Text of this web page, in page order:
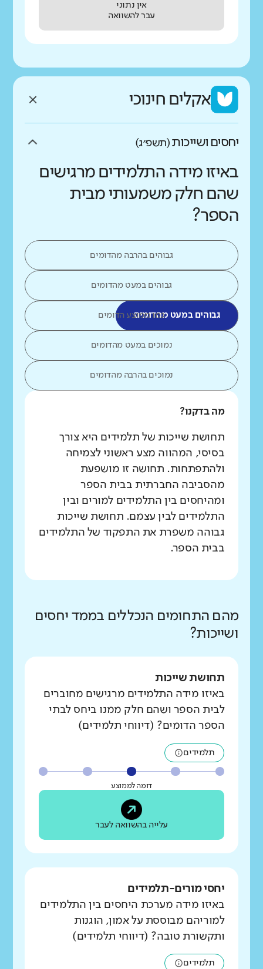
אין נתוני
עבר להשוואה
אקלים חינוכי
יחסים ושייכות(תשפ״ג)
באיזו מידה התלמידים מרגישים
שהם חלק משמעותי מבית
הספר?
גבוהים בהרבה מהדומים
גבוהים במעט מהדומים
גבוהים במעט מהדומיםכמו ממוצע הדומים
נמוכים במעט מהדומים
נמוכים בהרבה מהדומים
מה בדקנו?
תחושת שייכות של תלמידים היא צורך
בסיסי, המהווה מצע ראשוני לצמיחה
ולהתפתחות. תחושה זו מושפעת
מהסביבה החברתית בבית הספר
ומהיחסים בין התלמידים למורים ובין
התלמידים לבין עצמם. תחושת שייכות
גבוהה משפרת את התפקוד של התלמידים
בבית הספר.
מהם התחומים הנכללים בממד יחסים
ושייכות?
תחושת שייכות
באיזו מידה התלמידים מרגישים מחוברים
לבית הספר ושהם חלק ממנו ביחס לבתי
הספר הדומים? (דיווחי תלמידים)
תלמידים
דומה לממוצע
עלייה בהשוואה לעבר
יחסי מורים-תלמידים
באיזו מידה מערכת היחסים בין התלמידים
למוריהם מבוססת על אמון, הוגנות
ותקשורת טובה? (דיווחי תלמידים)
תלמידים